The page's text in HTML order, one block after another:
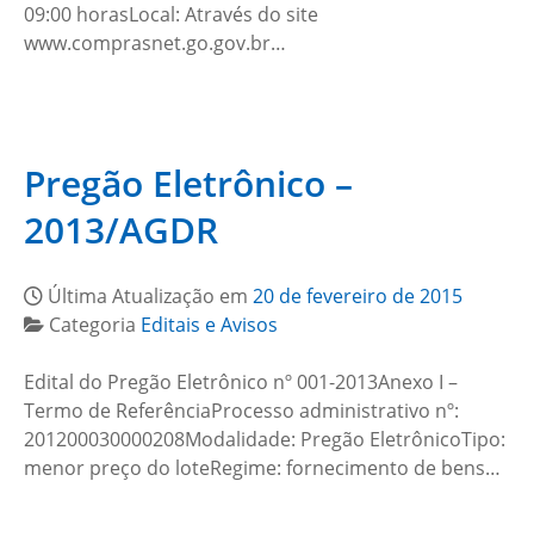
09:00 horasLocal: Através do site
www.comprasnet.go.gov.br…
Pregão Eletrônico –
2013/AGDR
Última Atualização em 20 de fevereiro de 2015
Categoria Editais e Avisos
Edital do Pregão Eletrônico nº 001-2013Anexo I –
Termo de ReferênciaProcesso administrativo nº:
201200030000208Modalidade: Pregão EletrônicoTipo:
menor preço do loteRegime: fornecimento de bens…